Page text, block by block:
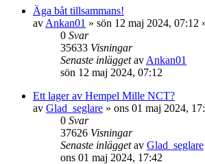
Äga båt tillsammans!
av Ankan01 » sön 12 maj 2024, 07:12
0 Svar
35633 Visningar
Senaste inläggetav Ankan01
sön 12 maj 2024, 07:12
Ett lager av Hempel Mille NCT?
av Glad_seglare » ons 01 maj 2024,
0 Svar
37626 Visningar
Senaste inläggetav Glad_seglare
ons 01 maj 2024, 17:42